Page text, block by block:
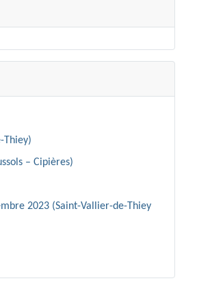
Thiey)
– Cipières)
2023 (Saint-Vallier-de-Thiey